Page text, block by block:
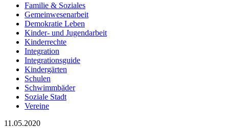
Familie & Soziales
Gemeinwesenarbeit
Demokratie Leben
Kinder- und Jugendarbeit
Kinderrechte
Integration
Integrationsguide
Kindergärten
Schulen
Schwimmbäder
Soziale Stadt
Vereine
11.05.2020